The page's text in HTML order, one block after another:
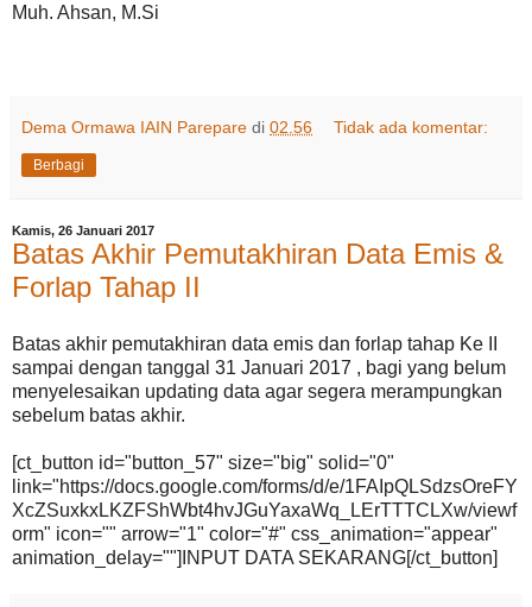
Muh. Ahsan, M.Si
Dema Ormawa IAIN Parepare di 02.56 Tidak ada komentar:
Berbagi
Kamis, 26 Januari 2017
Batas Akhir Pemutakhiran Data Emis &
Forlap Tahap II
Batas akhir pemutakhiran data emis dan forlap tahap Ke II
sampai dengan tanggal 31 Januari 2017 , bagi yang belum
menyelesaikan updating data agar segera merampungkan
sebelum batas akhir.
[ct_button id="button_57" size="big" solid="0"
link="https://docs.google.com/forms/d/e/1FAIpQLSdzsOreFY
XcZSuxkxLKZFShWbt4hvJGuYaxaWq_LErTTTCLXw/viewf
orm" icon="" arrow="1" color="#" css_animation="appear"
animation_delay=""]INPUT DATA SEKARANG[/ct_button]